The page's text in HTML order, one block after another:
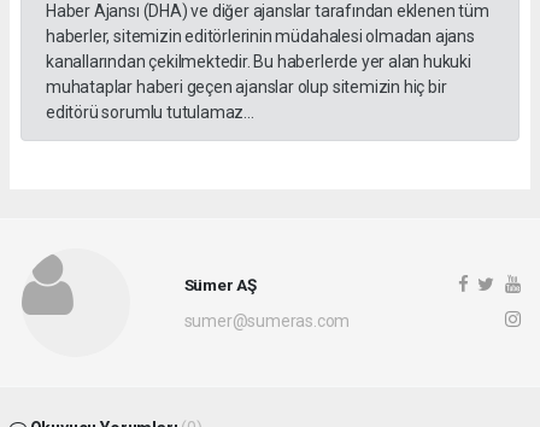
Haber Ajansı (DHA) ve diğer ajanslar tarafından eklenen tüm
haberler, sitemizin editörlerinin müdahalesi olmadan ajans
kanallarından çekilmektedir. Bu haberlerde yer alan hukuki
muhataplar haberi geçen ajanslar olup sitemizin hiç bir
editörü sorumlu tutulamaz...
Sümer AŞ
sumer@sumeras.com